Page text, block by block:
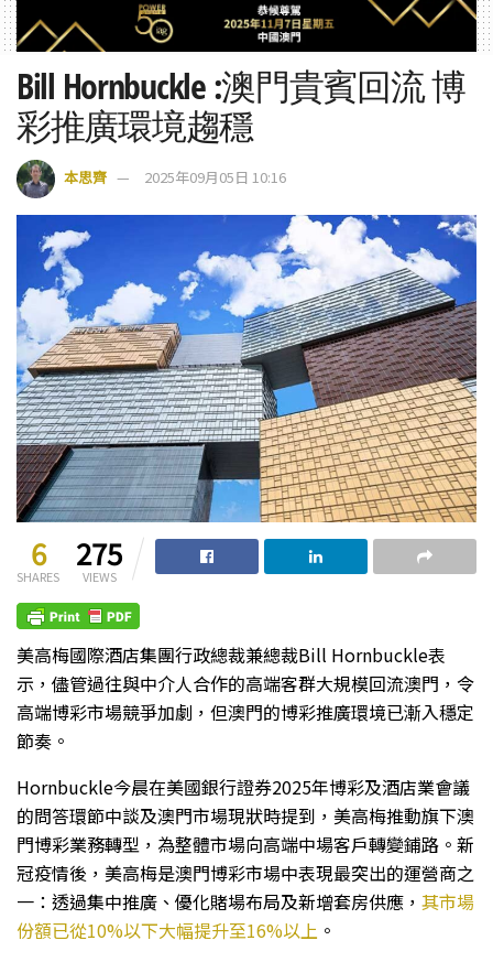
Bill Hornbuckle :澳門貴賓回流 博
彩推廣環境趨穩
本思齊 2025年09月05日 10:16
6
SHARES
275
VIEWS
美高梅國際酒店集團行政總裁兼總裁Bill Hornbuckle表
示，儘管過往與中介人合作的高端客群大規模回流澳門，令
高端博彩市場競爭加劇，但澳門的博彩推廣環境已漸入穩定
節奏。
Hornbuckle今晨在美國銀行證券2025年博彩及酒店業會議
的問答環節中談及澳門市場現狀時提到，美高梅推動旗下澳
門博彩業務轉型，為整體市場向高端中場客戶轉變鋪路。新
冠疫情後，美高梅是澳門博彩市場中表現最突出的運營商之
一：透過集中推廣、優化賭場布局及新增套房供應， 其市場
份額已從10%以下大幅提升至16%以上 。